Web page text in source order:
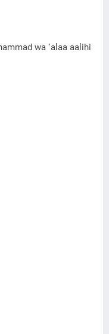
wa 'alaa aalihi